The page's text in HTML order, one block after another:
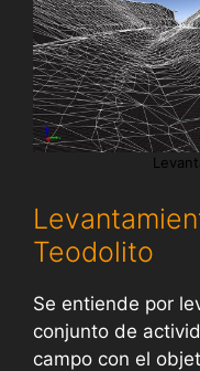
Teodolito
Se entiende por
conjunto de
campo con el